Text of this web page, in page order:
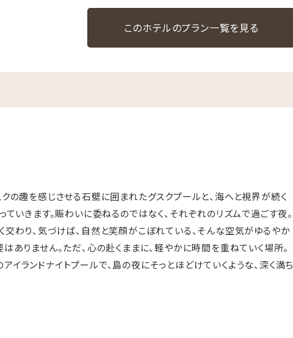
このホテルのプラン一覧を見る
の趣を感じさせる石壁に囲まれたグスクプールと、海へと視界が続く
いきます。賑わいに委ねるのではなく、それぞれのリズムで過ごす夜。
交わり、気づけば、自然と笑顔がこぼれている、そんな空気がゆるやか
ありません。ただ、心の赴くままに、軽やかに時間を重ねていく場所。
ランドナイトプールで、島の夜にそっとほどけていくような、深く満ち
、 ラ グ ー ン